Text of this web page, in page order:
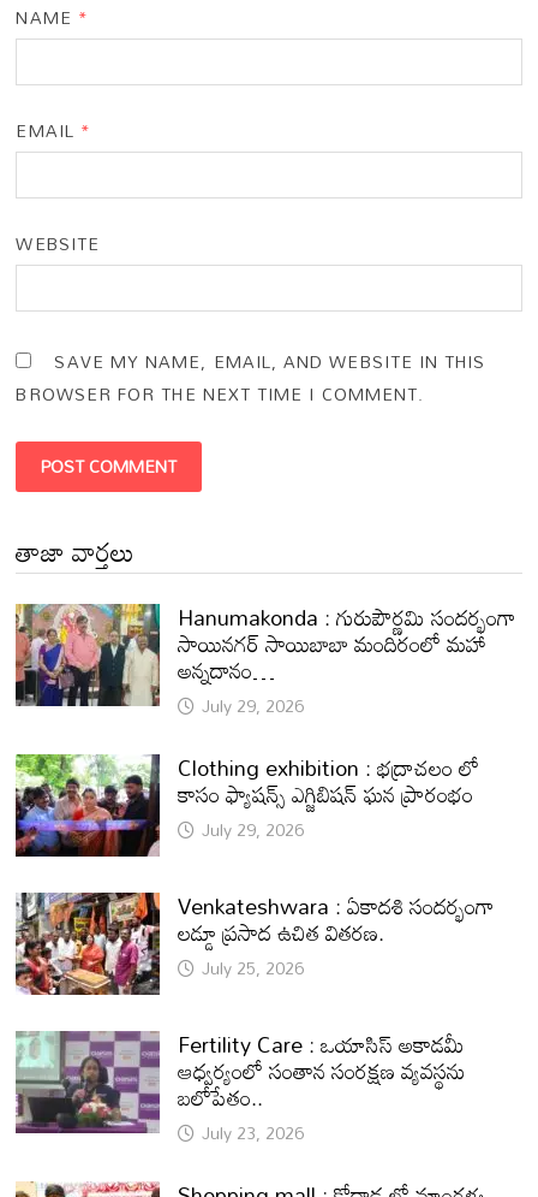
NAME *
EMAIL *
WEBSITE
SAVE MY NAME, EMAIL, AND WEBSITE IN THIS
BROWSER FOR THE NEXT TIME I COMMENT.
తాజా వార్తలు
Hanumakonda : గురుపౌర్ణమి సందర్భంగా
సాయినగర్‌ సాయిబాబా మందిరంలో మహా
అన్నదానం…
July 29, 2026
Clothing exhibition : భద్రాచలం లో
కాసం ఫ్యాషన్స్ ఎగ్జిబిషన్ ఘన ప్రారంభం
July 29, 2026
Venkateshwara : ఏకాదశి సందర్భంగా
లడ్డూ ప్రసాద ఉచిత వితరణ.
July 25, 2026
Fertility Care : ఒయాసిస్ అకాడమీ
ఆధ్వర్యంలో సంతాన సంరక్షణ వ్యవస్థను
బలోపేతం..
July 23, 2026